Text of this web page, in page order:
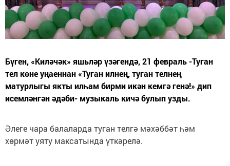
Бүген, «Киләчәк» яшьләр үзәгендә, 21 февраль -Туган
тел көне уңаеннан «Туган илнең, туган телнең
матурлыгы якты илһам бирми икән кемгә генә!» дип
исемләнгән әдәби- музыкаль кичә булып узды.
Әлеге чара балаларда туган телгә мәхәббәт һәм
хөрмәт уяту максатында үткәрелә.